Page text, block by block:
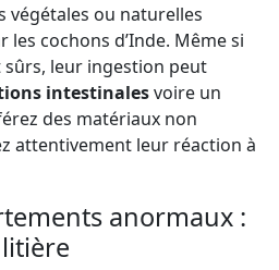
végétales ou naturelles
cochons d’Inde. Même si
leur ingestion peut
intestinalesvoire un
des matériaux non
attentivement leur réaction à
anormaux :